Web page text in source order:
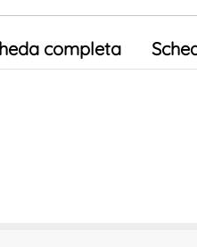
completa